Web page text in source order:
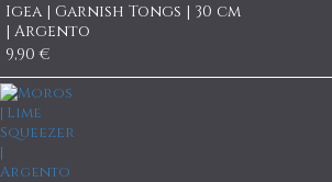
Igea | Garnish Tongs | 30 cm
| Argento
9,90 €